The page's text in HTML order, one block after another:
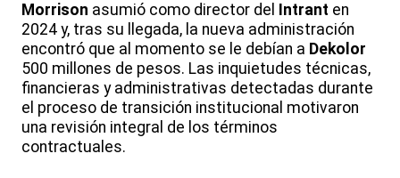
Morrison asumió como director del Intrant en
2024 y, tras su llegada, la nueva administración
encontró que al momento se le debían a Dekolor
500 millones de pesos. Las inquietudes técnicas,
financieras y administrativas detectadas durante
el proceso de transición institucional motivaron
una revisión integral de los términos
contractuales.